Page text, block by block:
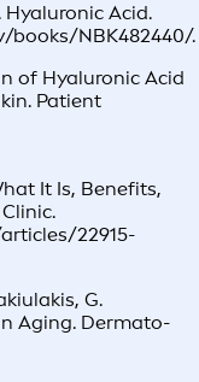
Hyaluronic Acid.
books/NBK482440/.
of Hyaluronic Acid
Patient
It Is, Benefits,
22915-
G.
Aging. Dermato-